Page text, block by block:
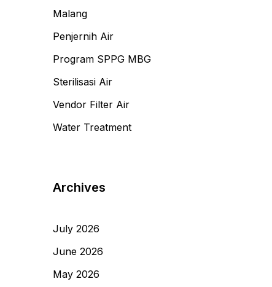
Malang
Penjernih Air
Program SPPG MBG
Sterilisasi Air
Vendor Filter Air
Water Treatment
Archives
July 2026
June 2026
May 2026